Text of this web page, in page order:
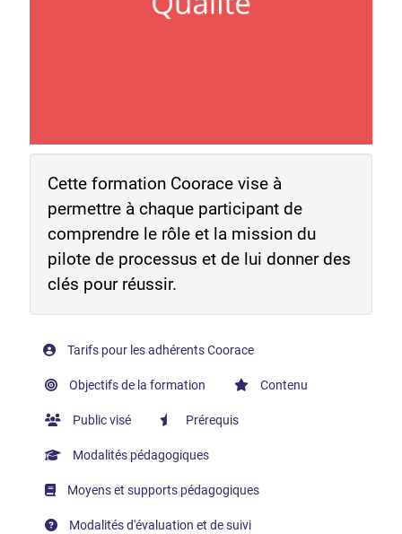
Cette formation Coorace vise à
permettre à chaque participant de
comprendre le rôle et la mission du
pilote de processus et de lui donner des
clés pour réussir.
Tarifs pour les adhérents Coorace
Objectifs de la formation Contenu
Public visé Prérequis
Modalités pédagogiques
Moyens et supports pédagogiques
Modalités d'évaluation et de suivi